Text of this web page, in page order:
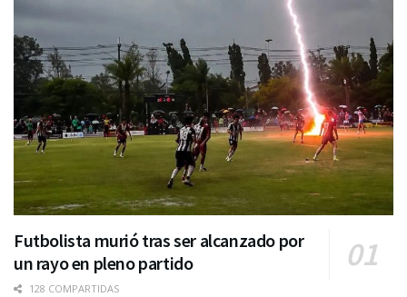
Futbolista murió tras ser alcanzado por
un rayo en pleno partido
128 COMPARTIDAS